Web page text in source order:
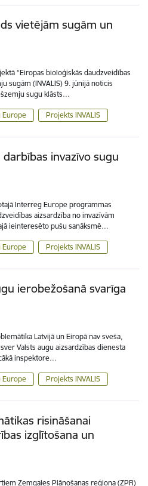
vietējām sugām un
“Eiropas bioloģiskās daudzveidības
sugām (INVALIS) 9. jūnijā noticis
sugu klāsts…
Projekts INVALIS
invazīvo sugu
Interreg Europe programmas
aizsardzība no invazīvām
ieinteresēto pušu sanāksmē…
Projekts INVALIS
ierobežošanā svarīga
Latvijā un Eiropā nav sveša,
Valsts augu aizsardzības dienesta
inspektore…
Projekts INVALIS
risināšanai
izglītošana un
Zemgales Plānošanas reģiona (ZPR)